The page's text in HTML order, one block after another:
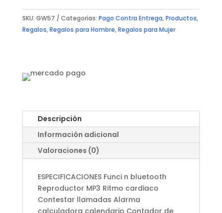
SKU: GW57 Categorías: Pago Contra Entrega,Productos,
Regalos,Regalos para Hombre,Regalos para Mujer
Descripción
Información adicional
Valoraciones (0)
ESPECIFICACIONES Funci n bluetooth
Reproductor MP3 Ritmo cardiaco
Contestar llamadas Alarma
calculadora calendario Contador de